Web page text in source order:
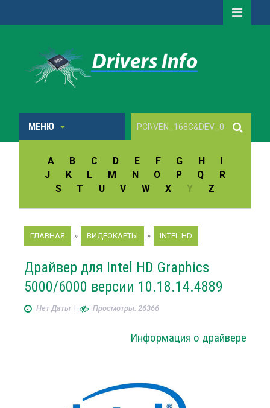
МЕНЮ
A B C D E F G H
I
J
K L M N O P Q
R
S
T U V W X Y Z
ГЛАВНАЯ » ВИДЕОКАРТЫ » INTEL HD
Драйвер для Intel HD Graphics
5000/6000 версии 10.18.14.4889
Нет Даты| Просмотры: 26366
Информация о драйвере